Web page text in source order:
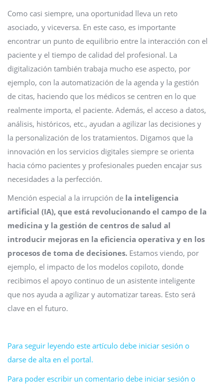
Como casi siempre, una oportunidad lleva un reto
asociado, y viceversa. En este caso, es importante
encontrar un punto de equilibrio entre la interacción con el
paciente y el tiempo de calidad del profesional. La
digitalización también trabaja mucho ese aspecto, por
ejemplo, con la automatización de la agenda y la gestión
de citas, haciendo que los médicos se centren en lo que
realmente importa, el paciente. Además, el acceso a datos,
análisis, históricos, etc., ayudan a agilizar las decisiones y
la personalización de los tratamientos. Digamos que la
innovación en los servicios digitales siempre se orienta
hacia cómo pacientes y profesionales pueden encajar sus
necesidades a la perfección.
Mención especial a la irrupción de la inteligencia
artificial (IA), que está revolucionando el campo de la
medicina y la gestión de centros de salud al
introducir mejoras en la eficiencia operativa y en los
procesos de toma de decisiones. Estamos viendo, por
ejemplo, el impacto de los modelos copiloto, donde
recibimos el apoyo continuo de un asistente inteligente
que nos ayuda a agilizar y automatizar tareas. Esto será
clave en el futuro.
Para seguir leyendo este artículo debe iniciar sesión o
darse de alta en el portal.
Para poder escribir un comentario debe iniciar sesión o